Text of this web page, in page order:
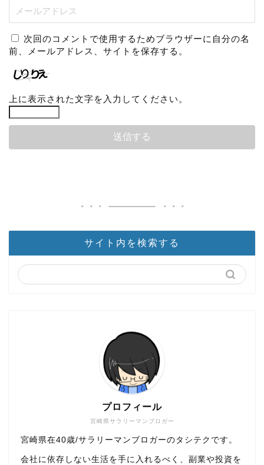
次回のコメントで使用するためブラウザーに自分の名
前、メールアドレス、サイトを保存する。
上に表示された文字を入力してください。
サイト内を検索する
宮崎県サラリーマンブロガー
プロフィール
宮崎県在40歳/サラリーマンブロガーのタシテクです。
会社に依存しない生活を手に入れるべく、副業や投資を